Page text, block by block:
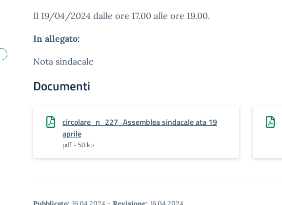
Il 19/04/2024 dalle ore 17.00 alle ore 19.00.
In allegato:
Nota sindacale
Documenti
circolare_n_227_Assemblea sindacale ata 19
aprile
pdf - 50 kb